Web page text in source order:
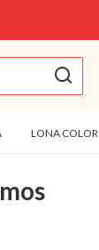
LONA COLOR